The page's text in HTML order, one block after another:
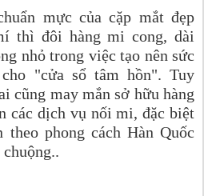
mực của cặp mắt đẹp
thì đôi hàng mi cong, dài
nhỏ trong việc tạo nên sức
"cửa sổ tâm hồn". Tuy
cũng may mắn sở hữu hàng
các dịch vụ nối mi, đặc biệt
phong cách Hàn Quốc